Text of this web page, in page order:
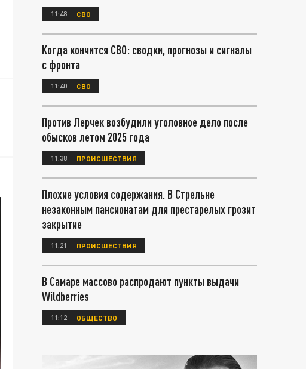
11:48 СВО
Когда кончится СВО: сводки, прогнозы и сигналы
с фронта
11:40 СВО
Против Лерчек возбудили уголовное дело после
обысков летом 2025 года
11:38 ПРОИСШЕСТВИЯ
Плохие условия содержания. В Стрельне
незаконным пансионатам для престарелых грозит
закрытие
11:21 ПРОИСШЕСТВИЯ
В Самаре массово распродают пункты выдачи
Wildberries
11:12 ОБЩЕСТВО